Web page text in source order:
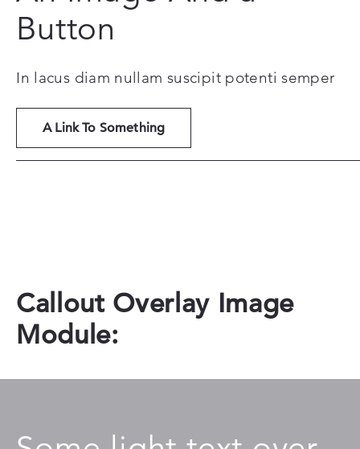
Button
In lacus diam nullam suscipit potenti semper
A Link To Something
Callout Overlay Image
Module: